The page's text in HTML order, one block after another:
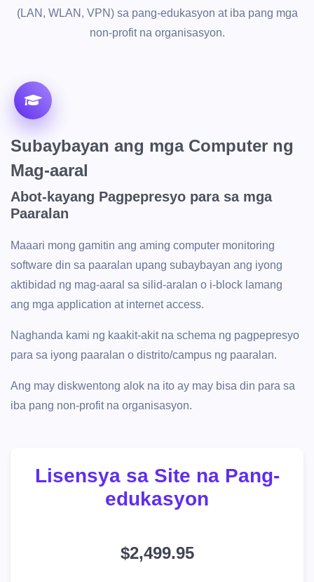
(LAN, WLAN, VPN) sa pang-edukasyon at iba pang mga
non-profit na organisasyon.
Subaybayan ang mga Computer ng
Mag-aaral
Abot-kayang Pagpepresyo para sa mga
Paaralan
Maaari mong gamitin ang aming computer monitoring
software din sa paaralan upang subaybayan ang iyong
aktibidad ng mag-aaral sa silid-aralan o i-block lamang
ang mga application at internet access.
Naghanda kami ng kaakit-akit na schema ng pagpepresyo
para sa iyong paaralan o distrito/campus ng paaralan.
Ang may diskwentong alok na ito ay may bisa din para sa
iba pang non-profit na organisasyon.
Lisensya sa Site na Pang-
edukasyon
$2,499.95